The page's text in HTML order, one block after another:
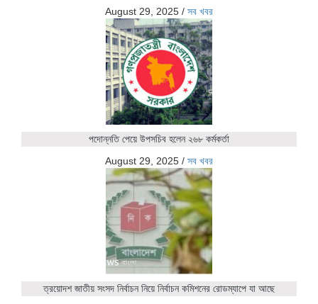
August 29, 2025 / সব খবর
পদোন্নতি পেয়ে উপসচিব হলেন ২৬৮ কর্মকর্তা
August 29, 2025 / সব খবর
ত্রয়োদশ জাতীয় সংসদ নির্বাচন নিয়ে নির্বাচন কমিশনের রোডম্যাপে যা আছে